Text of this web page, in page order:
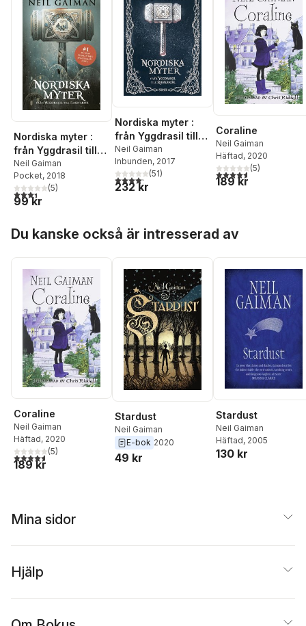
Nordiska myter :
från Yggdrasil till
Ragnarök
Neil Gaiman
Pocket, 2018
3,4utav 5 stjärnor. Totalt antal röster:
(5)
99 kr
Nordiska myter :
från Yggdrasil till
Ragnarök
Neil Gaiman
Inbunden, 2017
4,2utav 5 stjärnor. Totalt antal röster:
(51)
232 kr
Coraline
Neil Gaiman
Häftad, 2020
4,6utav 5 stjärnor.
(5)
189 kr
Du kanske också är intresserad av
Coraline
Neil Gaiman
Häftad, 2020
4,6utav 5 stjärnor. Totalt antal röster:
(5)
189 kr
Stardust
Neil Gaiman
E-bok 2020
49 kr
Stardust
Neil Gaiman
Häftad, 2005
130 kr
Mina sidor
Hjälp